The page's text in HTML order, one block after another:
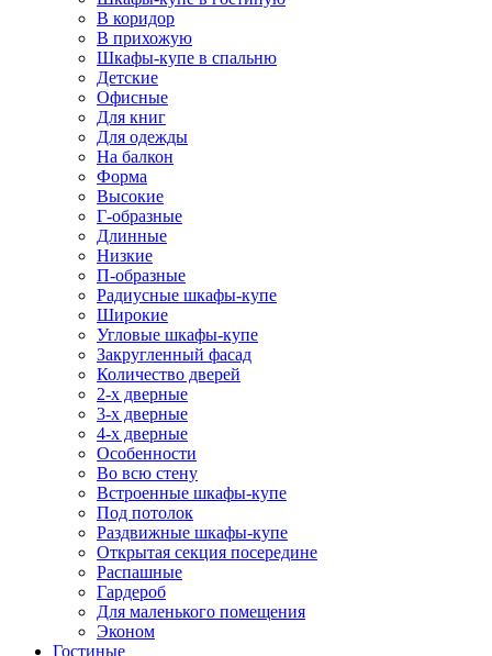
В коридор
В прихожую
Шкафы-купе в спальню
Детские
Офисные
Для книг
Для одежды
На балкон
Форма
Высокие
Г-образные
Длинные
Низкие
П-образные
Радиусные шкафы-купе
Широкие
Угловые шкафы-купе
Закругленный фасад
Количество дверей
2-х дверные
3-х дверные
4-х дверные
Особенности
Во всю стену
Встроенные шкафы-купе
Под потолок
Раздвижные шкафы-купе
Открытая секция посередине
Распашные
Гардероб
Для маленького помещения
Эконом
Гостиные